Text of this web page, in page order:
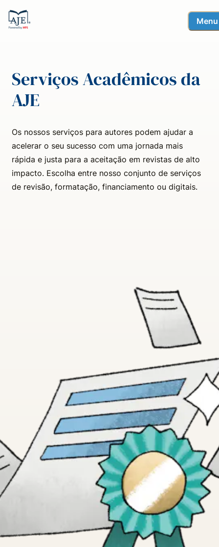
Menu
Serviços Acadêmicos da
AJE
Os nossos serviços para autores podem ajudar a
acelerar o seu sucesso com uma jornada mais
rápida e justa para a aceitação em revistas de alto
impacto. Escolha entre nosso conjunto de serviços
de revisão, formatação, financiamento ou digitais.